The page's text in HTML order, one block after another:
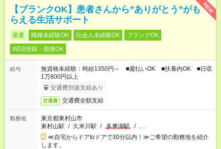
NEW
【ブランクOK】患者さんから”ありがとう”がも
らえる生活サポート
派遣 職種未経験OK 社会人未経験OK
ブランクOK
WEB登録・面接OK
給与
無資格未経験：時給1350円～ ■週払いOK ■扶養内OK ■日収
1万800円以上
交通費別途支給あり
交通費 交通費全額支給
勤務地
東京都東村山市
東村山駅 / 久米川駅 / 多摩湖駅 / …
≪自宅からドアtoドアで30分以内！≫ご希望の勤務地を紹介
します。